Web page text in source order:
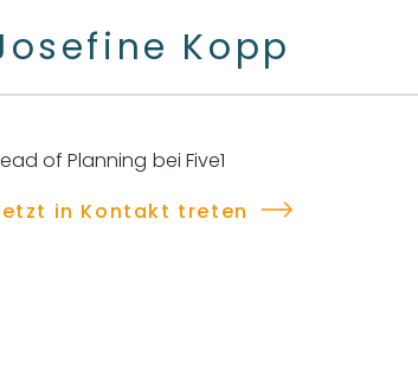
Kopp
of Planning bei Five1
in Kontakt treten